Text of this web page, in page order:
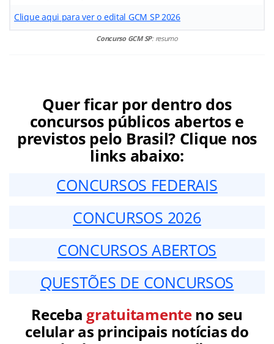
Clique aqui para ver o edital GCM SP 2026
Concurso GCM SP: resumo
Quer ficar por dentro dos
concursos públicos abertos e
previstos pelo Brasil? Clique nos
links abaixo:
CONCURSOS FEDERAIS
CONCURSOS 2026
CONCURSOS ABERTOS
QUESTÕES DE CONCURSOS
Receba gratuitamenteno seu
celular as principais notícias do